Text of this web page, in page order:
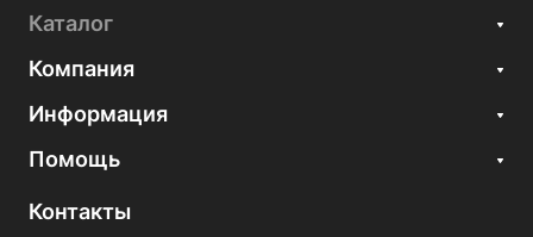
Каталог
Компания
Информация
Помощь
Контакты